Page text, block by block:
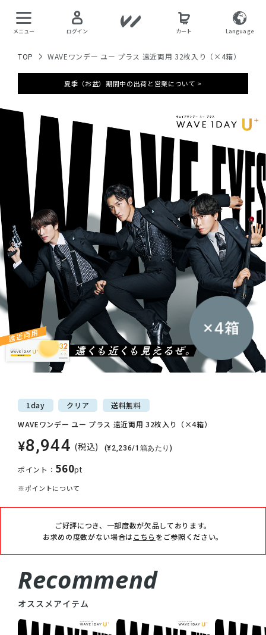
メニュー ログイン カート Language
TOP WAVEワンデー ユー プラス 遠近両用 32枚入り（×4箱）
夏季（お盆）期間中の出荷と営業について >
ご好評につき、一部度数が欠品しております。
お求めの度数がない場合はこちらをご参照ください。
1day クリア 送料無料
WAVEワンデー ユー プラス 遠近両用 32枚入り（×4箱）
¥8,944 (税込) (¥2,236/1箱あたり)
ポイント： 560pt
※ポイントについて
Recommend
オススメアイテム